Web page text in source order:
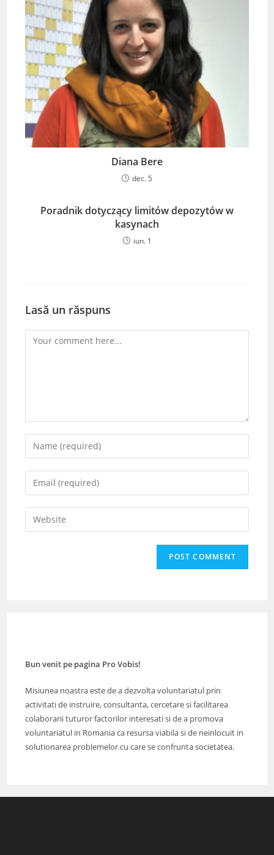
Diana Bere
dec. 5
Poradnik dotyczący limitów depozytów w
kasynach
iun. 1
Lasă un răspuns
Comment
Enter
your
name
comment
Enter
your
email
address
Enter
your
Bun venit pe pagina Pro Vobis!
Misiunea noastra este de a dezvolta voluntariatul prin
activitati de instruire, consultanta, cercetare si facilitarea
colaborarii tuturor factorilor interesati si de a promova
voluntariatul in Romania ca resursa viabila si de neinlocuit in
solutionarea problemelor cu care se confrunta societatea.